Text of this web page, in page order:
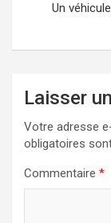
Un
Laisser
Votre adresse
obligatoires
Commentaire *